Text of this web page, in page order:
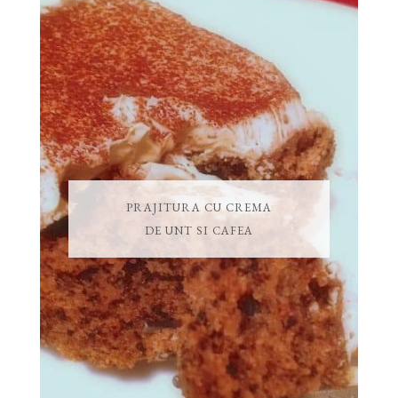
PRAJITURA CU CREMA
DE UNT SI CAFEA